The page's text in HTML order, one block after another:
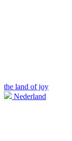
the land of joy
Nederland